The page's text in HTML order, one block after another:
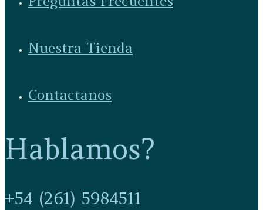
Nuestra Tienda
Contactanos
Hablamos?
+54 (261) 5984511